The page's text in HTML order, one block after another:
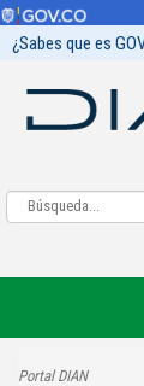
¿Sabes que es
Portal DIAN